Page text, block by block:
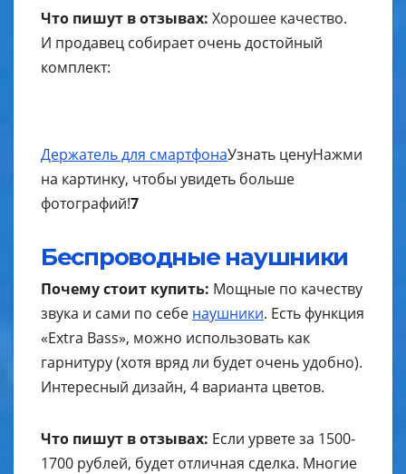
Что пишут в отзывах: Хорошее качество.
И продавец собирает очень достойный
комплект:
Держатель для смартфонаУзнать ценуНажми
на картинку, чтобы увидеть больше
фотографий!7
Беспроводные наушники
Почему стоит купить: Мощные по качеству
звука и сами по себе наушники. Есть функция
«Extra Bass», можно использовать как
гарнитуру (хотя вряд ли будет очень удобно).
Интересный дизайн, 4 варианта цветов.
Что пишут в отзывах: Если урвете за 1500-
1700 рублей, будет отличная сделка. Многие